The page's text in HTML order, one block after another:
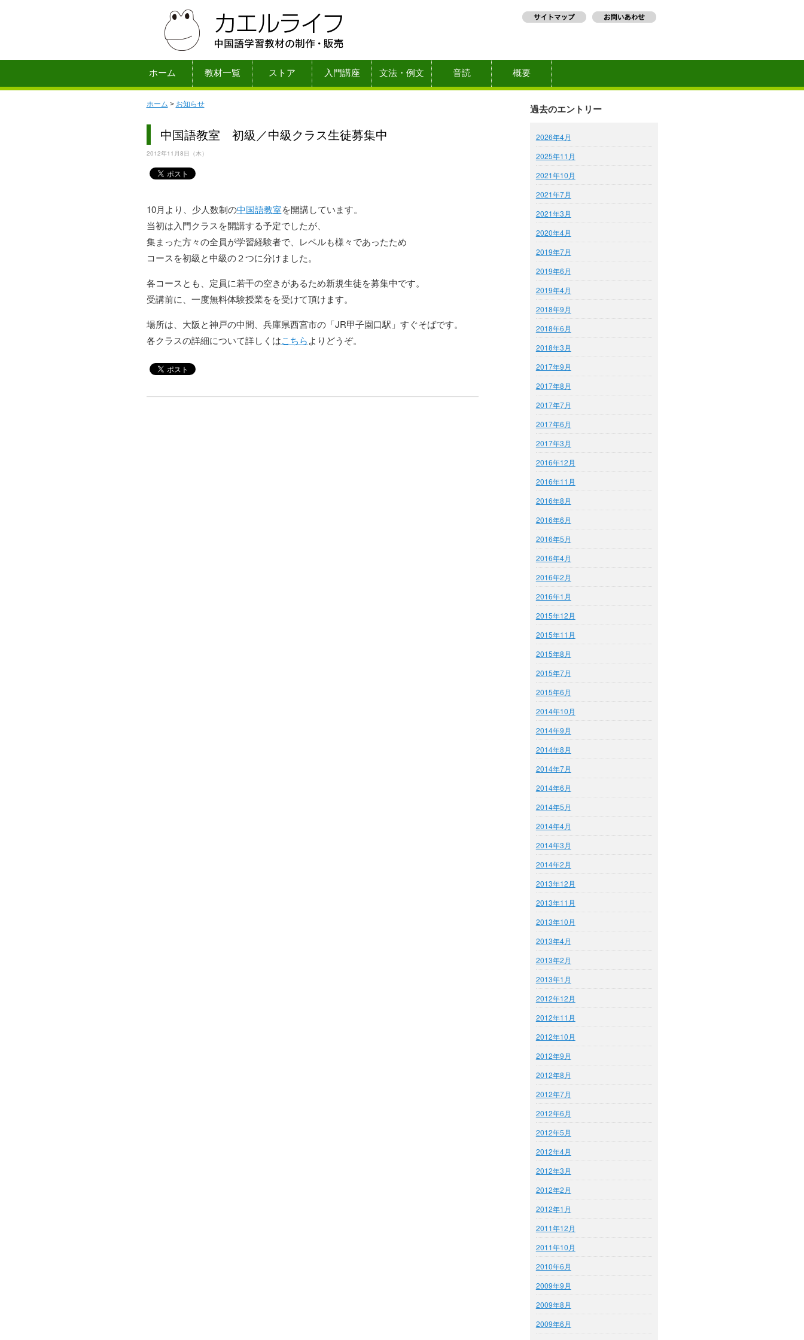
ホーム 教材一覧 ストア 入門講座 文法・例文 音読 概要
ホーム > お知らせ
中国語教室 初級／中級クラス生徒募集中
2012年11月8日（木）
10月より、少人数制の中国語教室を開講しています。
当初は入門クラスを開講する予定でしたが、
集まった方々の全員が学習経験者で、レベルも様々であったため
コースを初級と中級の２つに分けました。
各コースとも、定員に若干の空きがあるため新規生徒を募集中です。
受講前に、一度無料体験授業をを受けて頂けます。
場所は、大阪と神戸の中間、兵庫県西宮市の「JR甲子園口駅」すぐそばです。
各クラスの詳細について詳しくはこちらよりどうぞ。
過去のエントリー
2026年4月
2025年11月
2021年10月
2021年7月
2021年3月
2020年4月
2019年7月
2019年6月
2019年4月
2018年9月
2018年6月
2018年3月
2017年9月
2017年8月
2017年7月
2017年6月
2017年3月
2016年12月
2016年11月
2016年8月
2016年6月
2016年5月
2016年4月
2016年2月
2016年1月
2015年12月
2015年11月
2015年8月
2015年7月
2015年6月
2014年10月
2014年9月
2014年8月
2014年7月
2014年6月
2014年5月
2014年4月
2014年3月
2014年2月
2013年12月
2013年11月
2013年10月
2013年4月
2013年2月
2013年1月
2012年12月
2012年11月
2012年10月
2012年9月
2012年8月
2012年7月
2012年6月
2012年5月
2012年4月
2012年3月
2012年2月
2012年1月
2011年12月
2011年10月
2010年6月
2009年9月
2009年8月
2009年6月